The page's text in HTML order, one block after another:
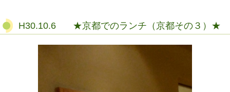
H30.10.6 ★京都でのランチ（京都その３）★